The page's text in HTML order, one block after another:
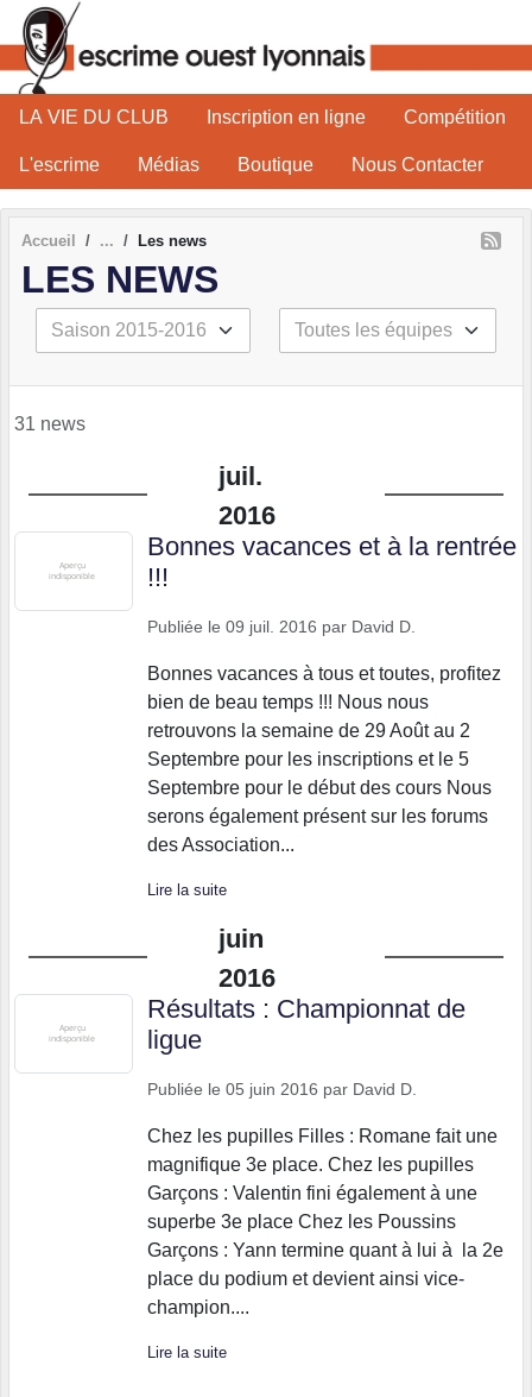
LA VIE DU CLUB Inscription en ligne Compétition
L'escrime Médias Boutique Nous Contacter
Accueil Les news
LES NEWS
31 news
juil.
2016
Bonnes vacances et à la rentrée
!!!
Publiée le 09 juil. 2016 par David D.
Bonnes vacances à tous et toutes, profitez
bien de beau temps !!! Nous nous
retrouvons la semaine de 29 Août au 2
Septembre pour les inscriptions et le 5
Septembre pour le début des cours Nous
serons également présent sur les forums
des Association...
Lire la suite
juin
2016
Résultats : Championnat de
ligue
Publiée le 05 juin 2016 par David D.
Chez les pupilles Filles : Romane fait une
magnifique 3e place. Chez les pupilles
Garçons : Valentin fini également à une
superbe 3e place Chez les Poussins
Garçons : Yann termine quant à lui à la 2e
place du podium et devient ainsi vice-
champion....
Lire la suite
Panneau de gestion des cookies